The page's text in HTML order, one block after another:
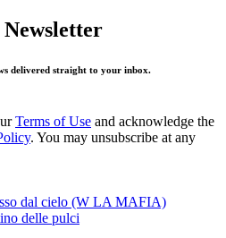
delivered straight to your inbox.
Terms of Use and acknowledge the
. You may unsubscribe at any
dal cielo (W LA MAFIA)
delle pulci